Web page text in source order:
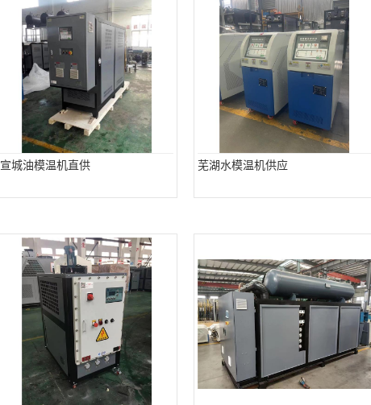
宣城油模温机直供 芜湖水模温机供应